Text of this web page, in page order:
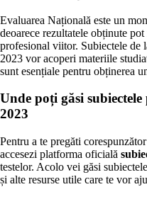
Evaluarea Națională este un
deoarece rezultatele obținute
profesional viitor. Subiectele de
2023 vor acoperi materiile
sunt esențiale pentru obținerea
Unde poți găsi
2023
Pentru a te pregăti
accesezi platforma oficială
testelor. Acolo vei găsi
și alte resurse utile care te vor